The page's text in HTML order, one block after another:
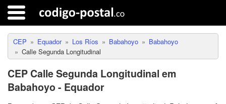
CEP Equador Los Ríos Babahoyo
Babahoyo
Calle Segunda Longitudinal
CEP Calle Segunda Longitudinal em
Babahoyo - Equador